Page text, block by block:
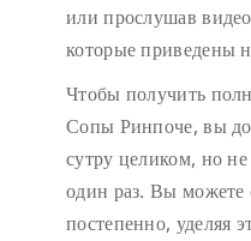
или прослушав
которые приведены
Чтобы получить
Сопы Ринпоче, вы
сутру целиком, но не
один раз. Вы можете
постепенно, уделяя